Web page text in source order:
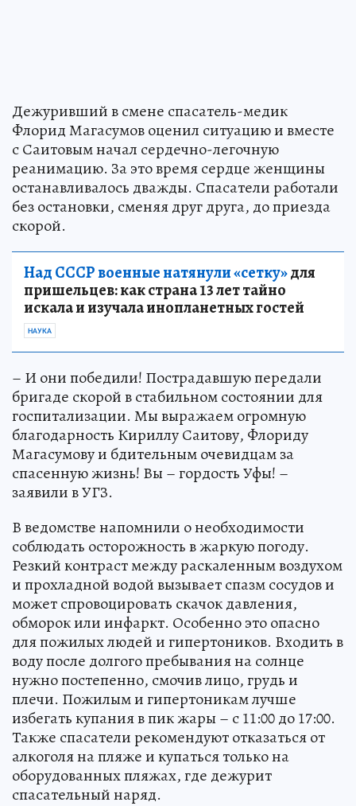
Дежуривший в смене спасатель-медик
Флорид Магасумов оценил ситуацию и вместе
с Саитовым начал сердечно-легочную
реанимацию. За это время сердце женщины
останавливалось дважды. Спасатели работали
без остановки, сменяя друг друга, до приезда
скорой.
Над СССР военные натянули «сетку»для
пришельцев: как страна 13 лет тайно
искала и изучала инопланетных гостей
НАУКА
– И они победили! Пострадавшую передали
бригаде скорой в стабильном состоянии для
госпитализации. Мы выражаем огромную
благодарность Кириллу Саитову, Флориду
Магасумову и бдительным очевидцам за
спасенную жизнь! Вы – гордость Уфы! –
заявили в УГЗ.
В ведомстве напомнили о необходимости
соблюдать осторожность в жаркую погоду.
Резкий контраст между раскаленным воздухом
и прохладной водой вызывает спазм сосудов и
может спровоцировать скачок давления,
обморок или инфаркт. Особенно это опасно
для пожилых людей и гипертоников. Входить в
воду после долгого пребывания на солнце
нужно постепенно, смочив лицо, грудь и
плечи. Пожилым и гипертоникам лучше
избегать купания в пик жары – с 11:00 до 17:00.
Также спасатели рекомендуют отказаться от
алкоголя на пляже и купаться только на
оборудованных пляжах, где дежурит
спасательный наряд.